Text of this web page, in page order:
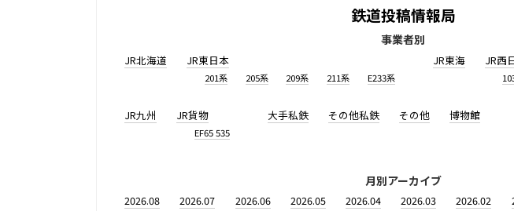
鉄道投稿情報局
事業者別
JR北海道 JR東日本
201系 205系 209系 211系 E233系
JR東海 JR西
JR九州 JR貨物
EF65 535
大手私鉄 その他私鉄 その他 博物館
月別アーカイブ
2026.08 2026.07 2026.06 2026.05 2026.04 2026.03 2026.02